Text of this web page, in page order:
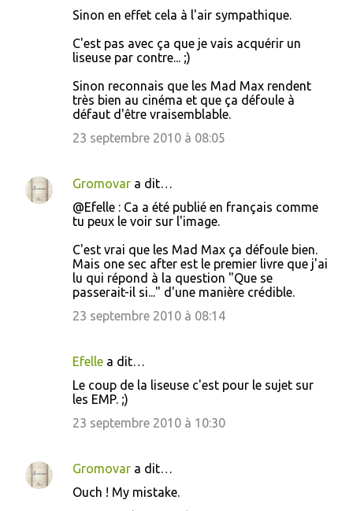
Sinon en effet cela à l'air sympathique.
C'est pas avec ça que je vais acquérir un
liseuse par contre... ;)
Sinon reconnais que les Mad Max rendent
très bien au cinéma et que ça défoule à
défaut d'être vraisemblable.
23 septembre 2010 à 08:05
Gromovar a dit…
@Efelle : Ca a été publié en français comme
tu peux le voir sur l'image.
C'est vrai que les Mad Max ça défoule bien.
Mais one sec after est le premier livre que j'ai
lu qui répond à la question "Que se
passerait-il si..." d'une manière crédible.
23 septembre 2010 à 08:14
Efelle a dit…
Le coup de la liseuse c'est pour le sujet sur
les EMP. ;)
23 septembre 2010 à 10:30
Gromovar a dit…
Ouch ! My mistake.